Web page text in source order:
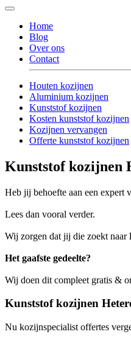
Home
Blog
Over ons
Contact
Houten kozijnen
Aluminium kozijnen
Kunststof kozijnen
Kosten kunststof kozijnen
Kozijnen vervangen
Offerte kunststof kozijnen
Kunststof kozijnen
Heb jij behoefte aan een expert
Lees dan vooral verder.
Wij zorgen dat jij die zoekt naar
Het gaafste gedeelte?
Wij doen dit compleet gratis &
Kunststof kozijnen
Nu kozijnspecialist offertes